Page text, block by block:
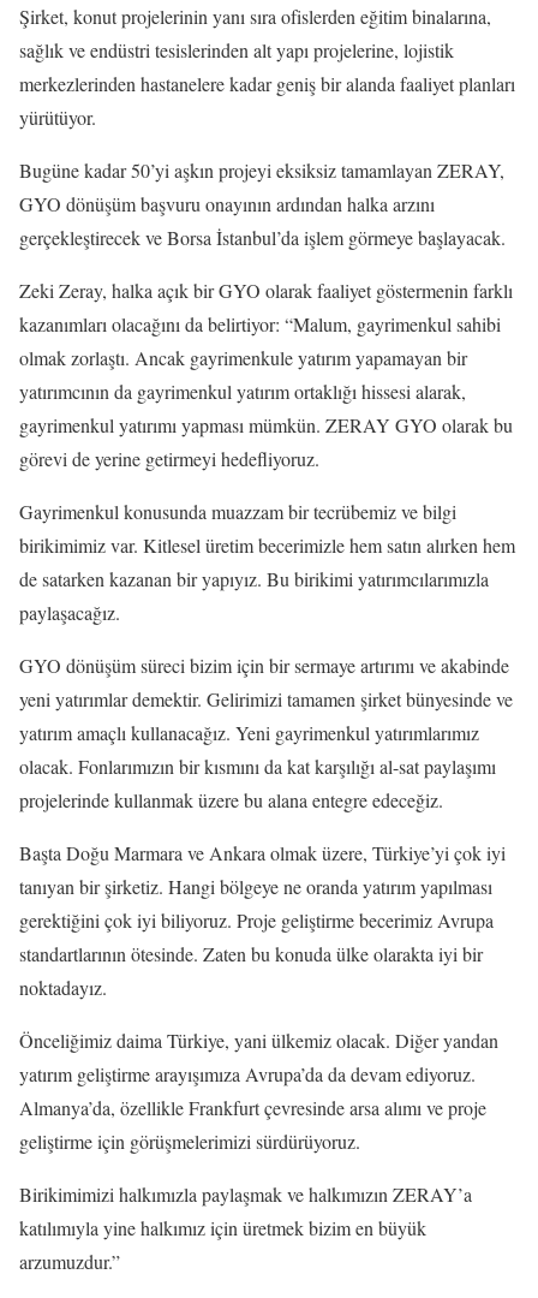
Şirket, konut projelerinin yanı sıra ofislerden eğitim binalarına,
sağlık ve endüstri tesislerinden alt yapı projelerine, lojistik
merkezlerinden hastanelere kadar geniş bir alanda faaliyet planları
yürütüyor.
Bugüne kadar 50’yi aşkın projeyi eksiksiz tamamlayan ZERAY,
GYO dönüşüm başvuru onayının ardından halka arzını
gerçekleştirecek ve Borsa İstanbul’da işlem görmeye başlayacak.
Zeki Zeray, halka açık bir GYO olarak faaliyet göstermenin farklı
kazanımları olacağını da belirtiyor: “Malum, gayrimenkul sahibi
olmak zorlaştı. Ancak gayrimenkule yatırım yapamayan bir
yatırımcının da gayrimenkul yatırım ortaklığı hissesi alarak,
gayrimenkul yatırımı yapması mümkün. ZERAY GYO olarak bu
görevi de yerine getirmeyi hedefliyoruz.
Gayrimenkul konusunda muazzam bir tecrübemiz ve bilgi
birikimimiz var. Kitlesel üretim becerimizle hem satın alırken hem
de satarken kazanan bir yapıyız. Bu birikimi yatırımcılarımızla
paylaşacağız.
GYO dönüşüm süreci bizim için bir sermaye artırımı ve akabinde
yeni yatırımlar demektir. Gelirimizi tamamen şirket bünyesinde ve
yatırım amaçlı kullanacağız. Yeni gayrimenkul yatırımlarımız
olacak. Fonlarımızın bir kısmını da kat karşılığı al-sat paylaşımı
projelerinde kullanmak üzere bu alana entegre edeceğiz.
Başta Doğu Marmara ve Ankara olmak üzere, Türkiye’yi çok iyi
tanıyan bir şirketiz. Hangi bölgeye ne oranda yatırım yapılması
gerektiğini çok iyi biliyoruz. Proje geliştirme becerimiz Avrupa
standartlarının ötesinde. Zaten bu konuda ülke olarakta iyi bir
noktadayız.
Önceliğimiz daima Türkiye, yani ülkemiz olacak. Diğer yandan
yatırım geliştirme arayışımıza Avrupa’da da devam ediyoruz.
Almanya’da, özellikle Frankfurt çevresinde arsa alımı ve proje
geliştirme için görüşmelerimizi sürdürüyoruz.
Birikimimizi halkımızla paylaşmak ve halkımızın ZERAY’a
katılımıyla yine halkımız için üretmek bizim en büyük
arzumuzdur.”